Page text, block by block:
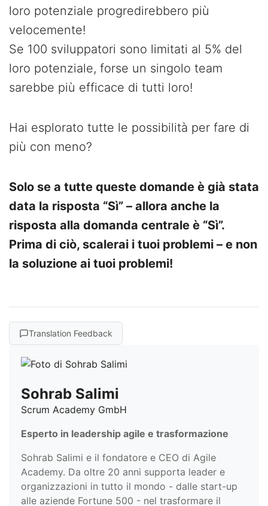
loro potenziale progredirebbero più
velocemente!
Se 100 sviluppatori sono limitati al 5% del
loro potenziale, forse un singolo team
sarebbe più efficace di tutti loro!
Hai esplorato tutte le possibilità per fare di
più con meno?
Solo se a tutte queste domande è già stata
data la risposta “Sì” – allora anche la
risposta alla domanda centrale è “Sì”.
Prima di ciò, scalerai i tuoi problemi – e non
la soluzione ai tuoi problemi!
Translation Feedback
Sohrab Salimi
Scrum Academy GmbH
Esperto in leadership agile e trasformazione
Sohrab Salimi e il fondatore e CEO di Agile
Academy. Da oltre 20 anni supporta leader e
organizzazioni in tutto il mondo - dalle start-up
alle aziende Fortune 500 - nel trasformare il